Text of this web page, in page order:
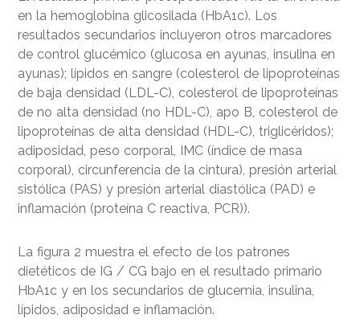
en la hemoglobina glicosilada (HbA1c). Los
resultados secundarios incluyeron otros marcadores
de control glucémico (glucosa en ayunas, insulina en
ayunas); lípidos en sangre (colesterol de lipoproteínas
de baja densidad (LDL-C), colesterol de lipoproteínas
de no alta densidad (no HDL-C), apo B, colesterol de
lipoproteínas de alta densidad (HDL-C), triglicéridos);
adiposidad, peso corporal, IMC (índice de masa
corporal), circunferencia de la cintura), presión arterial
sistólica (PAS) y presión arterial diastólica (PAD) e
inflamación (proteína C reactiva, PCR)).
La figura 2 muestra el efecto de los patrones
dietéticos de IG / CG bajo en el resultado primario
HbA1c y en los secundarios de glucemia, insulina,
lípidos, adiposidad e inflamación.